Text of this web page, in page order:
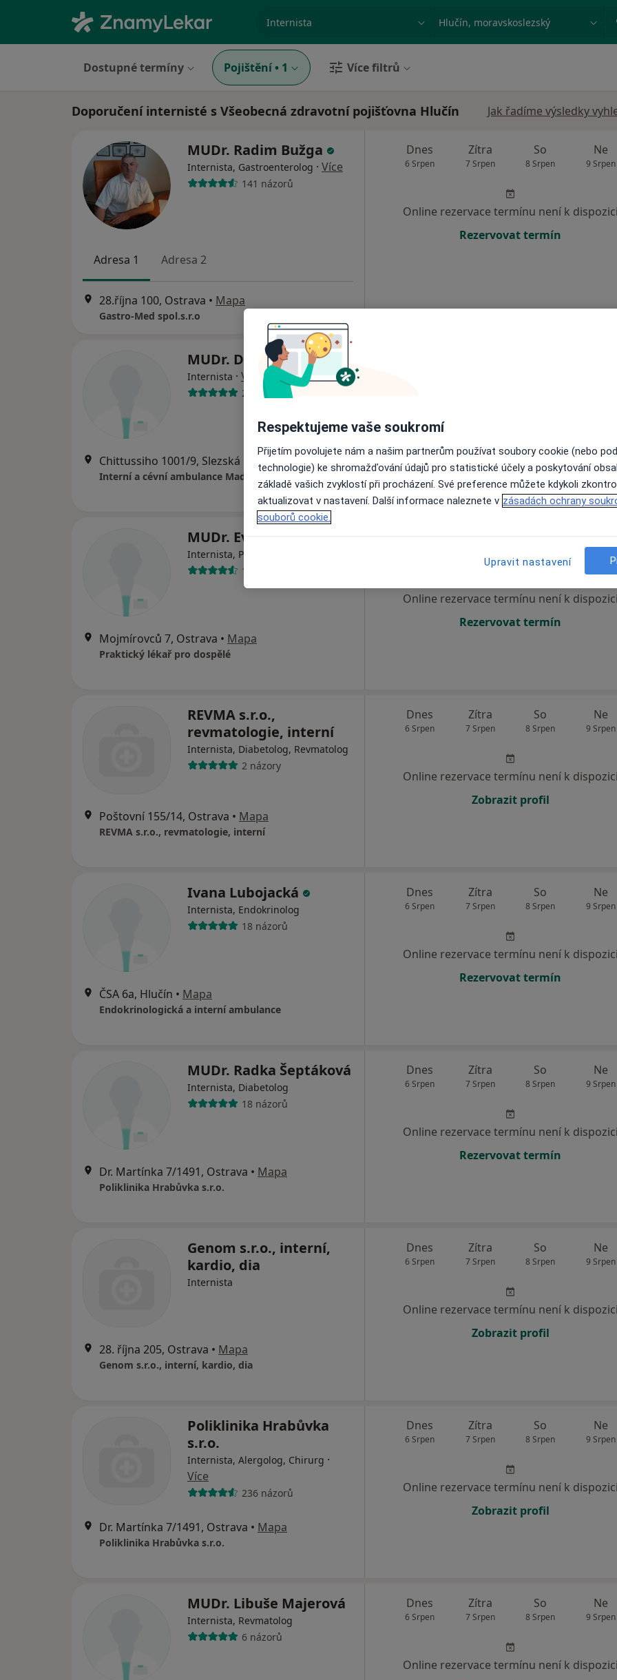
Město nebo region
Dostupné termíny Pojištění • 1 Více filtrů
Doporučení internisté s Všeobecná zdravotní pojišťovna Hlučín Jak řadíme výsledky
MUDr. Radim Bužga
Internista, Gastroenterolog · Více
141 názorů
Adresa 1 Adresa 2
28.října 100, Ostrava • Mapa
Gastro-Med spol.s.r.o
Dnes
6 Srpen
Zítra
7 Srpen
So
8 Srpen
Ne
9 Srpen
Online rezervace termínu není k dispozici
Rezervovat termín
MUDr. David Maděřič
Internista · Více
2 názory
Chittussiho 1001/9, Slezská Ostrava • Mapa
Interní a cévní ambulance MaderMED s.r.o.
Online rezervace termínu není k dispozici
Rezervovat termín
MUDr. Eva Klapetková
Internista, Praktický lékař
13 názorů
Mojmírovců 7, Ostrava • Mapa
Praktický lékař pro dospělé
9 Srpen
Online rezervace termínu není k dispozici
Rezervovat termín
REVMA s.r.o.,
revmatologie, interní
Internista, Diabetolog, Revmatolog
2 názory
Poštovní 155/14, Ostrava • Mapa
REVMA s.r.o., revmatologie, interní
Dnes
6 Srpen
Zítra
7 Srpen
So
8 Srpen
Ne
9 Srpen
Online rezervace termínu není k dispozici
Zobrazit profil
Ivana Lubojacká
Internista, Endokrinolog
18 názorů
ČSA 6a, Hlučín • Mapa
Endokrinologická a interní ambulance
Dnes
6 Srpen
Zítra
7 Srpen
So
8 Srpen
Ne
9 Srpen
Online rezervace termínu není k dispozici
Rezervovat termín
MUDr. Radka Šeptáková
Internista, Diabetolog
18 názorů
Dr. Martínka 7/1491, Ostrava • Mapa
Poliklinika Hrabůvka s.r.o.
Dnes
6 Srpen
Zítra
7 Srpen
So
8 Srpen
Ne
9 Srpen
Online rezervace termínu není k dispozici
Rezervovat termín
Genom s.r.o., interní,
kardio, dia
Internista
28. října 205, Ostrava • Mapa
Genom s.r.o., interní, kardio, dia
Dnes
6 Srpen
Zítra
7 Srpen
So
8 Srpen
Ne
9 Srpen
Online rezervace termínu není k dispozici
Zobrazit profil
Poliklinika Hrabůvka
s.r.o.
Internista, Alergolog, Chirurg ·
Více
236 názorů
Dr. Martínka 7/1491, Ostrava • Mapa
Poliklinika Hrabůvka s.r.o.
Dnes
6 Srpen
Zítra
7 Srpen
So
8 Srpen
Ne
9 Srpen
Online rezervace termínu není k dispozici
Zobrazit profil
MUDr. Libuše Majerová
Internista, Revmatolog
6 názorů
Dnes
6 Srpen
Zítra
7 Srpen
So
8 Srpen
Ne
9 Srpen
Online rezervace termínu není k dispozici
Respektujeme vaše soukromí
Přijetím povolujete nám a našim partnerům používat soubory cookie (nebo
technologie) ke shromažďování údajů pro statistické účely a poskytování
základě vašich zvyklostí při procházení. Své preference můžete kdykoli
aktualizovat v nastavení. Další informace naleznete v zásadách ochrany
souborů cookie.
Upravit nastavení